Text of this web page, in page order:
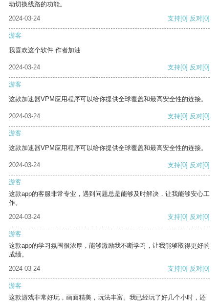
动切换线路的功能。
2024-03-24
支持[0] 反对[0]
游客
我喜欢这个软件 作者加油
2024-03-24 支持[0] 反对[0]
游客
这款加速器VPM应用程序可以给你提供全球覆盖和最高安全性的连接。
2024-03-24 支持[0] 反对[0]
游客
这款加速器VPM应用程序可以给你提供全球覆盖和最高安全性的连接。
2024-03-24 支持[0] 反对[0]
游客
这款app的客服非常专业，遇到问题总是能够及时解决，让我能够安心工
作。
2024-03-24
支持[0] 反对[0]
游客
这款app的学习氛围很浓厚，能够激励我不断学习，让我能够取得更好的
成绩。
2024-03-24
支持[0] 反对[0]
游客
这款游戏非常好玩，画面精美，玩法丰富。我已经玩了好几个小时，还